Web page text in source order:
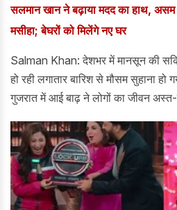
सलमान खान ने बढ़ाया मदद का हाथ, असम
मसीहा; बेघरों को मिलेंगे नए घर
Salman Khan: देशभर में मानसून की
हो रही लगातार बारिश से मौसम सुहाना
गुजरात में आई बाढ़ ने लोगों का जीवन
हैं। जबकि हजारो लोगों को बेघर होना पड़ा
पड़ा। इसी बीच, असम बाढ़ पीड़ितों के
खान एक मसीहा बनकर सामने आए हैं।